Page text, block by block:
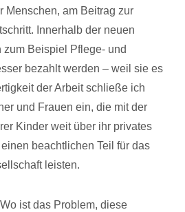
Menschen, am Beitrag zur
Innerhalb der neuen
Beispiel Pflege- und
bezahlt werden – weil sie es
der Arbeit schließe ich
und Frauen ein, die mit der
Kinder weit über ihr privates
beachtlichen Teil für das
leisten.
ist das Problem, diese